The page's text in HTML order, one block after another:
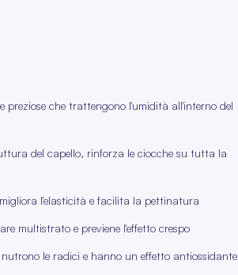
che trattengono l'umidità all'interno del
del capello, rinforza le ciocche su tutta la
l'elasticità e facilita la pettinatura
multistrato e previene l'effetto crespo
le radici e hanno un effetto antiossidante